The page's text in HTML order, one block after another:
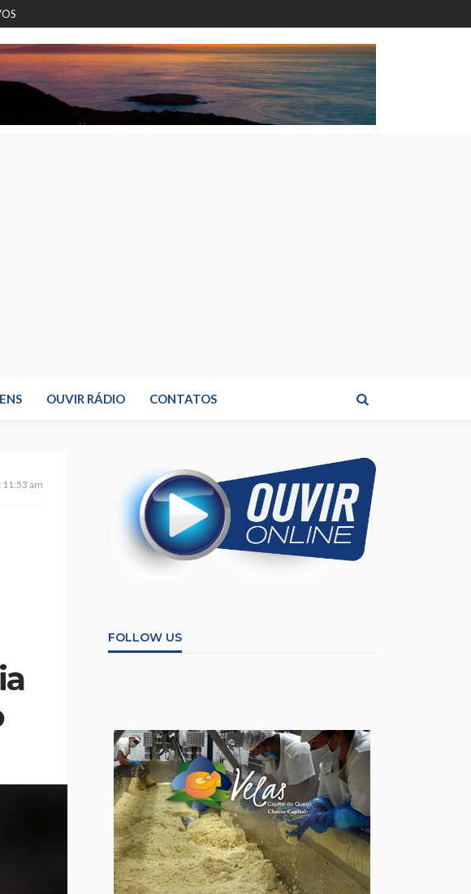
OUVIR RÁDIO CONTATOS
11:53 am
FOLLOW US